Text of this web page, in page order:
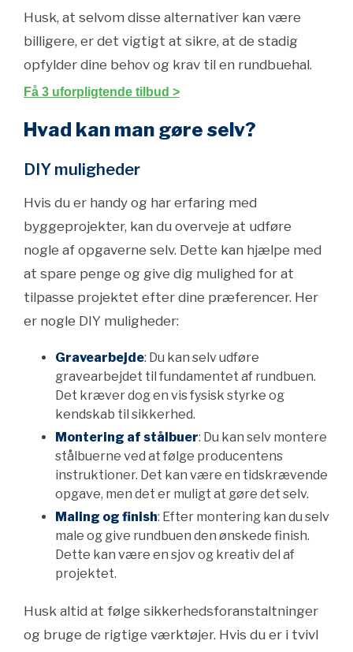
Husk, at selvom disse alternativer kan være
billigere, er det vigtigt at sikre, at de stadig
opfylder dine behov og krav til en rundbuehal.
Få 3 uforpligtende tilbud >
Hvad kan man gøre selv?
DIY muligheder
Hvis du er handy og har erfaring med
byggeprojekter, kan du overveje at udføre
nogle af opgaverne selv. Dette kan hjælpe med
at spare penge og give dig mulighed for at
tilpasse projektet efter dine præferencer. Her
er nogle DIY muligheder:
Gravearbejde: Du kan selv udføre
gravearbejdet til fundamentet af rundbuen.
Det kræver dog en vis fysisk styrke og
kendskab til sikkerhed.
Montering af stålbuer: Du kan selv montere
stålbuerne ved at følge producentens
instruktioner. Det kan være en tidskrævende
opgave, men det er muligt at gøre det selv.
Maling og finish: Efter montering kan du selv
male og give rundbuen den ønskede finish.
Dette kan være en sjov og kreativ del af
projektet.
Husk altid at følge sikkerhedsforanstaltninger
og bruge de rigtige værktøjer. Hvis du er i tvivl